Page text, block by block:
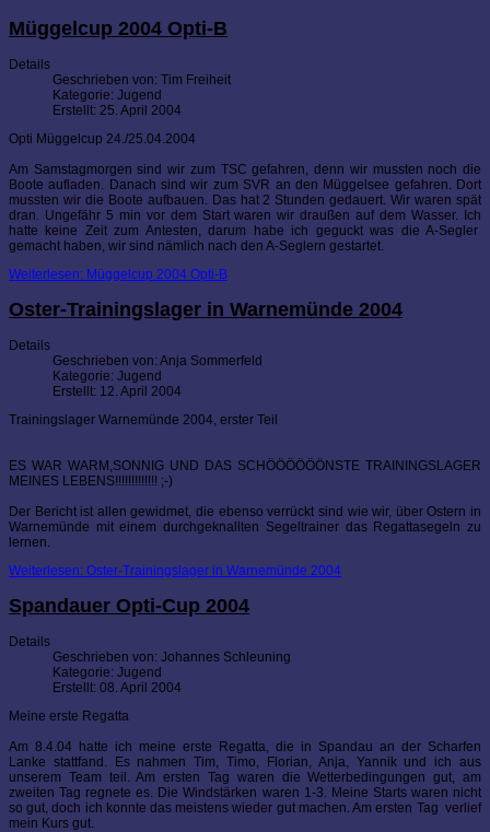
Müggelcup 2004 Opti-B
Details
Geschrieben von: Tim Freiheit
Kategorie: Jugend
Erstellt: 25. April 2004
Opti Müggelcup 24./25.04.2004
Am Samstagmorgen sind wir zum TSC gefahren, denn wir mussten noch die
Boote aufladen. Danach sind wir zum SVR an den Müggelsee gefahren. Dort
mussten wir die Boote aufbauen. Das hat 2 Stunden gedauert. Wir waren spät
dran. Ungefähr 5 min vor dem Start waren wir draußen auf dem Wasser. Ich
hatte keine Zeit zum Antesten, darum habe ich geguckt was die A-Segler
gemacht haben, wir sind nämlich nach den A-Seglern gestartet.
Weiterlesen: Müggelcup 2004 Opti-B
Oster-Trainingslager in Warnemünde 2004
Details
Geschrieben von:Anja Sommerfeld
Kategorie: Jugend
Erstellt: 12. April 2004
Trainingslager Warnemünde 2004, erster Teil
ES WAR WARM,SONNIG UND DAS SCHÖÖÖÖÖÖNSTE TRAININGSLAGER
MEINES LEBENS!!!!!!!!!!!!! ;-)
Der Bericht ist allen gewidmet, die ebenso verrückt sind wie wir, über Ostern in
Warnemünde mit einem durchgeknallten Segeltrainer das Regattasegeln zu
lernen.
Weiterlesen: Oster-Trainingslager in Warnemünde 2004
Spandauer Opti-Cup 2004
Details
Geschrieben von: Johannes Schleuning
Kategorie: Jugend
Erstellt: 08. April 2004
Meine erste Regatta
Am 8.4.04 hatte ich meine erste Regatta, die in Spandau an der Scharfen
Lanke stattfand. Es nahmen Tim, Timo, Florian, Anja, Yannik und ich aus
unserem Team teil. Am ersten Tag waren die Wetterbedingungen gut, am
zweiten Tag regnete es. Die Windstärken waren 1-3. Meine Starts waren nicht
so gut, doch ich konnte das meistens wieder gut machen. Am ersten Tag verlief
mein Kurs gut.